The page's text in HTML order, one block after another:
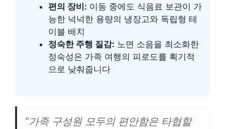
편의 장비: 이동 중에도 식음료 보관이 가
능한 넉넉한 용량의 냉장고와 독립형 테
이블 배치
정숙한 주행 질감: 노면 소음을 최소화한
정숙성은 가족 여행의 피로도를 획기적
으로 낮춰줍니다
“가족 구성원 모두의 편안함은 타협할